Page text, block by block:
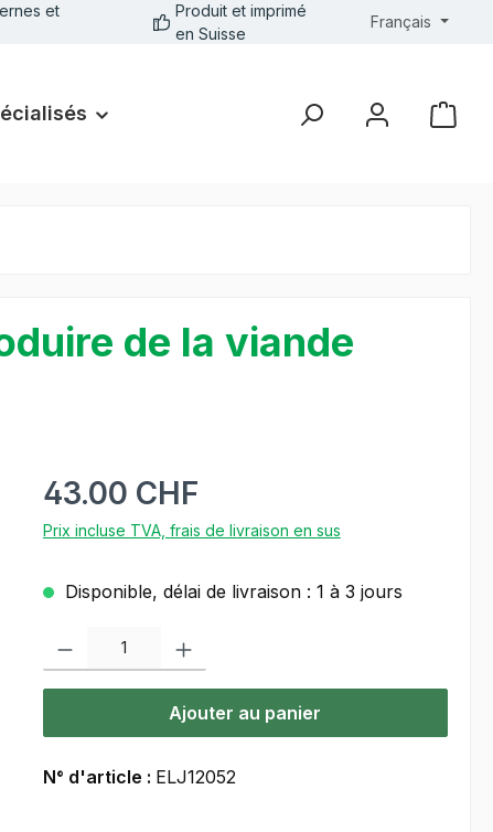
et
Produit et imprimé
en Suisse
Français
de la viande
43.00 CHF
Prix incluse TVA, frais de livraison en sus
Disponible, délai de livraison : 1 à 3 jours
Ajouter au panier
N° d'article : ELJ12052